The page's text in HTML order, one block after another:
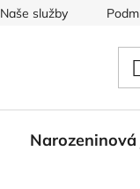
Naše služby